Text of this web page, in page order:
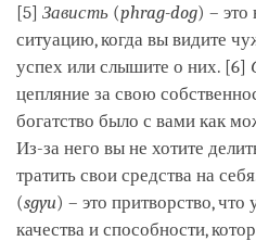
[5] Зависть (phrag-dog) – это
ситуацию, когда вы видите
успех или слышите о них. [6]
цепляние за свою
богатство было с вами как
Из-за него вы не хотите
тратить свои средства на
(sgyu) – это притворство, что
качества и способности,